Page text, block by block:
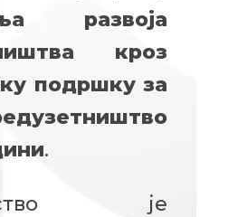
развоја
кроз
подршку за
.
је